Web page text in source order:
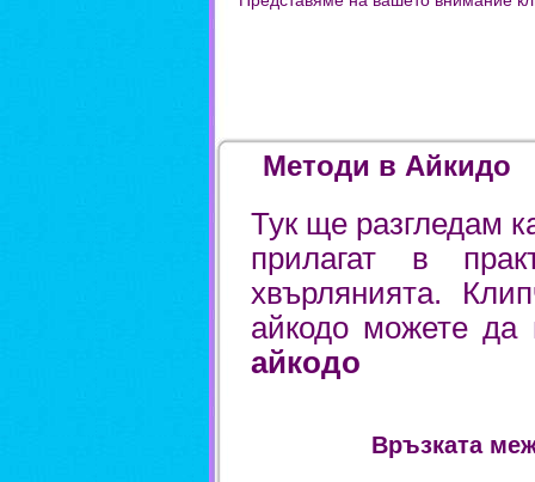
Методи в Айкидо
Тук ще разгледам
прилагат в
хвърлянията.
айкодо можете
айкодо
Връзката